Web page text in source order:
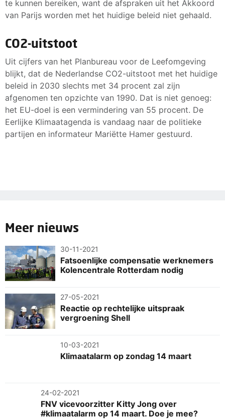
te kunnen bereiken, want de afspraken uit het Akkoord
van Parijs worden met het huidige beleid niet gehaald.
CO2-uitstoot
Uit cijfers van het Planbureau voor de Leefomgeving
blijkt, dat de Nederlandse CO2-uitstoot met het huidige
beleid in 2030 slechts met 34 procent zal zijn
afgenomen ten opzichte van 1990. Dat is niet genoeg:
het EU-doel is een vermindering van 55 procent. De
Eerlijke Klimaatagenda is vandaag naar de politieke
partijen en informateur Mariëtte Hamer gestuurd.
Meer nieuws
30-11-2021
Fatsoenlijke compensatie werknemers
Kolencentrale Rotterdam nodig
27-05-2021
Reactie op rechtelijke uitspraak
vergroening Shell
10-03-2021
Klimaatalarm op zondag 14 maart
24-02-2021
FNV vicevoorzitter Kitty Jong over
#klimaatalarm op 14 maart. Doe je mee?